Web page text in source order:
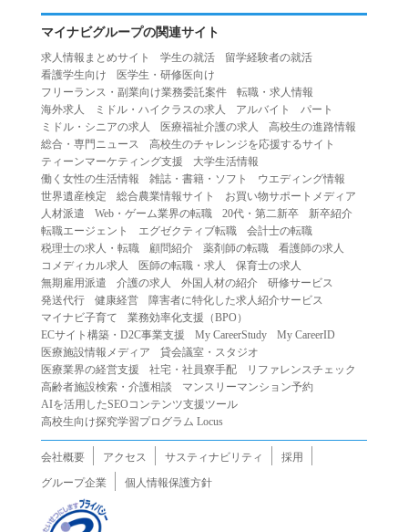
１.利用者は、本サービスを利用する上で次の各号に定める
とします。
（１）重複、虚偽の情報、または自己以外の情報を登録す
る行為
（２）第三者になりすまして本サービスを利用する行為
（３）当社または第三者の著作権等の知的財産権、プライ
バシー、その他の権利を侵害する行為
（４）当社または第三者を誹謗中傷する行為
（５）当社または第三者に不利益を与える行為
（６）営利を目的とした行為
（７）政治・選挙・宗教活動またはそれらに類する行為
（８）本サービスの運営を妨害する行為
（９）法令違反、犯罪行為、または公序良俗に反する行為
（１０）暴力的な要求行為、または法的な責任を超えた不
当な要求行為
（１１）その他当社が不適切であると判断する行為
２.当社は、前項の定めに該当する行為を行った利用者に対
の提供を停止または中断することができるものとします。
第５条（免責）
１.当社は、本サービスの利用（これらに伴う当社または第
三者の情報提供行為等を含みます）により、利用者に生じ
マイナビグループの関連サイト
求人情報まとめサイト 学生の就活
留学経験者の就活
看護学生向け
医学生・研修医向け
フリーランス・副業向け業務委託案件
転職・求人情報
海外求人
ミドル・ハイクラスの求人 アルバイト
パート
ミドル・シニアの求人
医療福祉介護の求人
高校生の進路情報
総合・専門ニュース
高校生のチャレンジを応援するサイト
ティーンマーケティング支援
大学生活情報
働く女性の生活情報
雑誌・書籍・ソフト
ウエディング情報
世界遺産検定
総合農業情報サイト
お買い物サポートメディア
人材派遣
Web・ゲーム業界の転職 20代・第二新卒
新卒紹介
転職エージェント
エグゼクティブ転職
会計士の転職
税理士の求人・転職
顧問紹介 薬剤師の転職
看護師の求人
コメディカル求人
医師の転職・求人
保育士の求人
無期雇用派遣
介護の求人 外国人材の紹介
研修サービス
発送代行
健康経営
障害者に特化した求人紹介サービス
マイナビ子育て
業務効率化支援（BPO）
ECサイト構築・D2C事業支援
My CareerStudy
My CareerID
医療施設情報メディア
貸会議室・スタジオ
医療業界の経営支援
社宅・社員寮手配
リファレンスチェック
高齢者施設検索・介護相談
マンスリーマンション予約
AIを活用したSEOコンテンツ支援ツール
高校生向け探究学習プログラム Locus
会社概要 アクセス サスティナビリティ
採用
グループ企業
個人情報保護方針